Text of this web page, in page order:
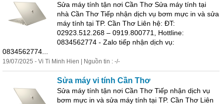
Sửa máy tính tận nơi Cần Thơ Sửa máy tính tại
nhà Cần Thơ Tiếp nhận dịch vụ bơm mực in và sửa
máy tính tại TP. Cần Thơ Liên hệ: ĐT:
02923.512.268 – 0919.800771, Hottline:
0834562774 - Zalo tiếp nhận dịch vụ:
0834562774...
19/07/2025 - Vi Ti Minh Hien | Nguồn tin : -/-
Sửa máy vi tính Cần Thơ
Sửa máy tính tận nơi Cần Thơ Tiếp nhận dịch vụ
bơm mực in và sửa máy tính tại TP. Cần Thơ Liên